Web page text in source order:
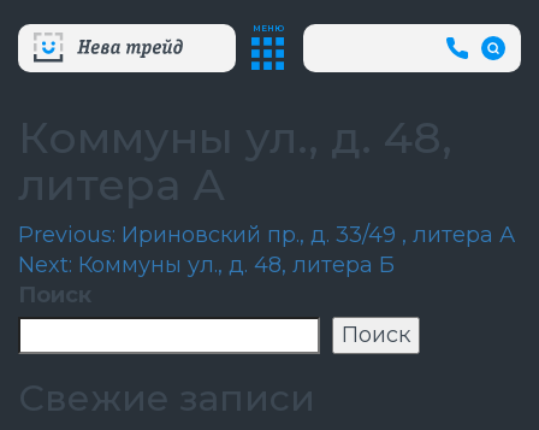
МЕНЮ
+7
(812)
Коммуны ул., д. 48,
литера А
Навигация
по
записям
Previous: Ириновский пр., д. 33/49 , литера А
Next: Коммуны ул., д. 48, литера Б
Поиск
Поиск
Свежие записи